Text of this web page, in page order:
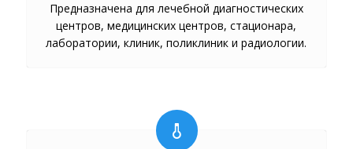
Предназначена для лечебной диагностических
центров, медицинских центров, стационара,
лаборатории, клиник, поликлиник и радиологии.